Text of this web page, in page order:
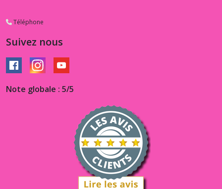
Téléphone
Suivez nous
Note globale : 5/5